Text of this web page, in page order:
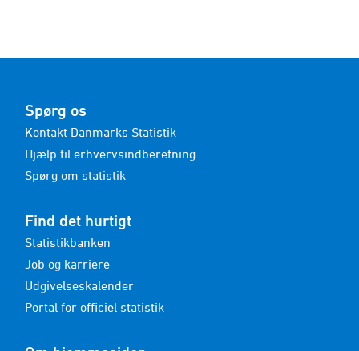
Spørg os
Kontakt Danmarks Statistik
Hjælp til erhvervsindberetning
Spørg om statistik
Find det hurtigt
Statistikbanken
Job og karriere
Udgivelseskalender
Portal for officiel statistik